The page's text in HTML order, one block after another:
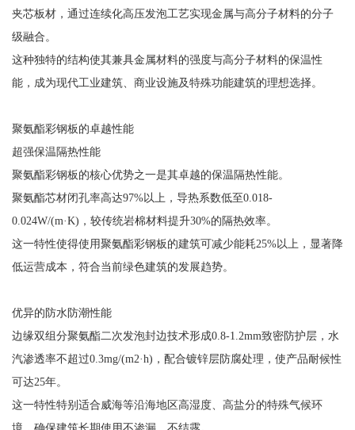
夹芯板材，通过连续化高压发泡工艺实现金属与高分子材料的分子
级融合。
这种独特的结构使其兼具金属材料的强度与高分子材料的保温性
能，成为现代工业建筑、商业设施及特殊功能建筑的理想选择。
聚氨酯彩钢板的卓越性能
超强保温隔热性能
聚氨酯彩钢板的核心优势之一是其卓越的保温隔热性能。
聚氨酯芯材闭孔率高达97%以上，导热系数低至0.018-
0.024W/(m·K)，较传统岩棉材料提升30%的隔热效率。
这一特性使得使用聚氨酯彩钢板的建筑可减少能耗25%以上，显著降
低运营成本，符合当前绿色建筑的发展趋势。
优异的防水防潮性能
边缘双组分聚氨酯二次发泡封边技术形成0.8-1.2mm致密防护层，水
汽渗透率不超过0.3mg/(m2·h)，配合镀锌层防腐处理，使产品耐候性
可达25年。
这一特性特别适合威海等沿海地区高湿度、高盐分的特殊气候环
境，确保建筑长期使用不渗漏、不结露。